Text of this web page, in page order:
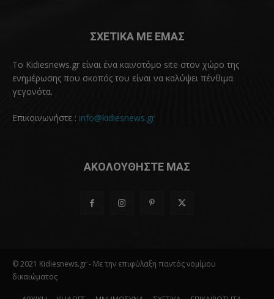
ΣΧΕΤΙΚΑ ΜΕ ΕΜΑΣ
Το Kidiesnews.gr είναι ένα καινοτόμο site στον χώρο της
ενημέρωσης που σκοπός του είναι να καλύψει πένθιμα
γεγονότα.
Επικοινωνήστε : info@kidiesnews.gr
ΑΚΟΛΟΥΘΗΣΤΕ ΜΑΣ
© 2021 Kidiesnews.gr - Με την επιφύλαξη παντός νομίμου
δικαιώματος